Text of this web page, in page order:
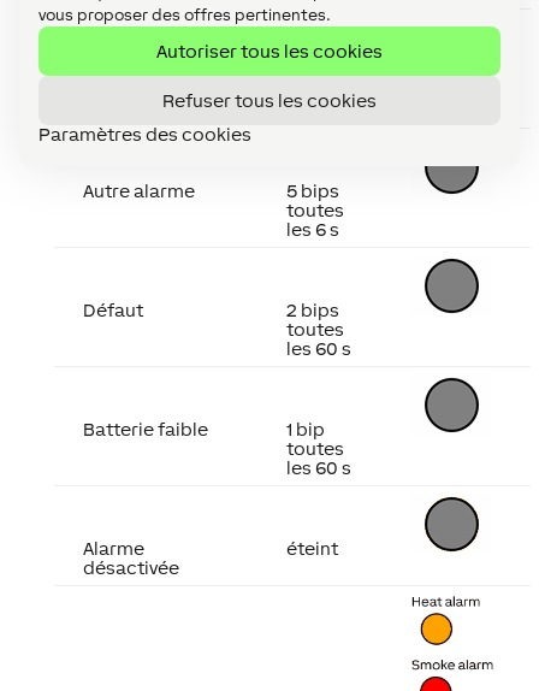
vous proposer des offres pertinentes.
Autoriser tous les cookies
Refuser tous les cookies
Paramètres des cookies
Alarme de
4 bips
toutes
les 5 s
Autre alarme
5 bips
toutes
les 6 s
Défaut
2 bips
toutes
les 60 s
Batterie faible
1 bip
toutes
les 60 s
Alarme
désactivée
éteint